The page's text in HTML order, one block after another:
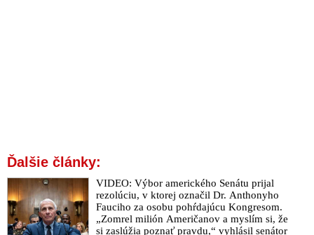
Ďalšie články:
VIDEO: Výbor amerického Senátu prijal
rezolúciu, v ktorej označil Dr. Anthonyho
Fauciho za osobu pohŕdajúcu Kongresom.
„Zomrel milión Američanov a myslím si, že
si zaslúžia poznať pravdu,“ vyhlásil senátor